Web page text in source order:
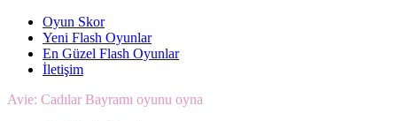
Oyun Skor
Yeni Flash Oyunlar
En Güzel Flash Oyunlar
İletişim
Avie: Cadılar Bayramı oyunu oyna